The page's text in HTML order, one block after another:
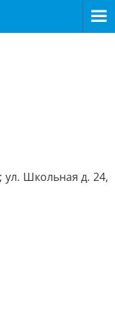
ул. Школьная д. 24,